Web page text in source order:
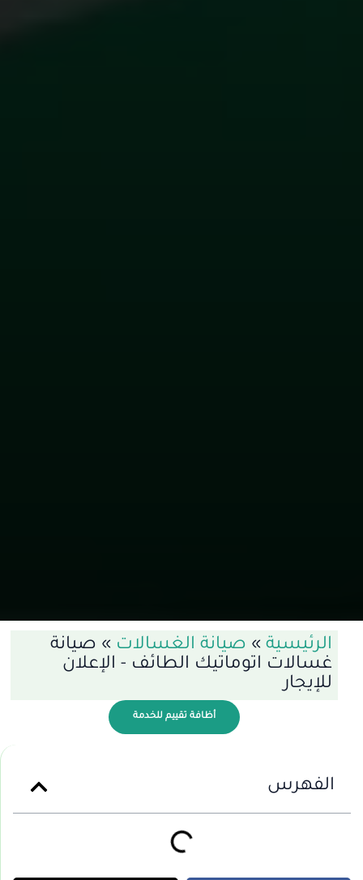
الرئيسية » صيانة الغسالات » صيانة
غسالات اتوماتيك الطائف - الإعلان
للإيجار
أظافة تقييم للخدمة
الفهرس